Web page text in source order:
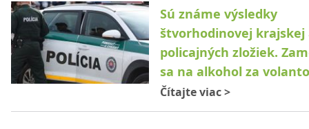
Sú známe výsledky
štvorhodinovej krajskej
policajných zložiek.
sa na alkohol za
Čítajte viac>